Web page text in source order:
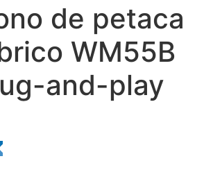
de petaca
WM55B
and-play